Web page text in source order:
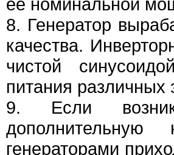
8. Генератор
качества.
чистой
питания различных
9. Если
генераторами